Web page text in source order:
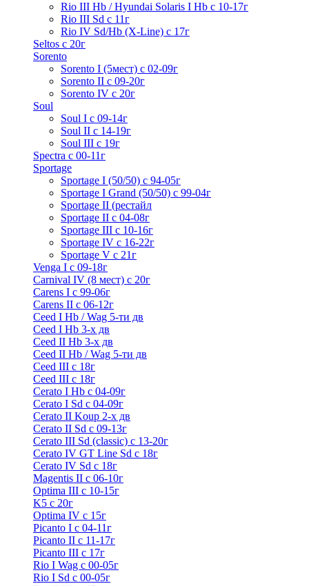
Rio III Hb / Hyundai Solaris I Hb с 10-17г
Rio III Sd c 11г
Rio IV Sd/Hb (X-Line) с 17г
Seltos с 20г
Sorento
Sorento I (5мест) с 02-09г
Sorento II c 09-20г
Sorento IV с 20г
Soul
Soul I с 09-14г
Soul II с 14-19г
Soul III с 19г
Spectra с 00-11г
Sportage
Sportage I (50/50) с 94-05г
Sportage I Grand (50/50) с 99-04г
Sportage II (рестайл
Sportage II c 04-08г
Sportage III c 10-16г
Sportage IV с 16-22г
Sportage V с 21г
Venga I c 09-18г
Carnival IV (8 мест) с 20г
Carens I c 99-06г
Carens II c 06-12г
Ceed I Hb / Wag 5-ти дв
Ceed I Hb 3-х дв
Ceed II Hb 3-х дв
Ceed II Hb / Wag 5-ти дв
Ceed III с 18г
Ceed III с 18г
Cerato I Hb с 04-09г
Cerato I Sd с 04-09г
Cerato II Koup 2-х дв
Cerato II Sd c 09-13г
Cerato III Sd (classic) с 13-20г
Cerato IV GT Line Sd с 18г
Cerato IV Sd с 18г
Magentis II с 06-10г
Optima III с 10-15г
K5 с 20г
Optima IV с 15г
Picanto I с 04-11г
Picanto II c 11-17г
Picanto III c 17г
Rio I Wag c 00-05г
Rio I Sd с 00-05г